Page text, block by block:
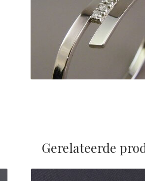
Gerelateerde